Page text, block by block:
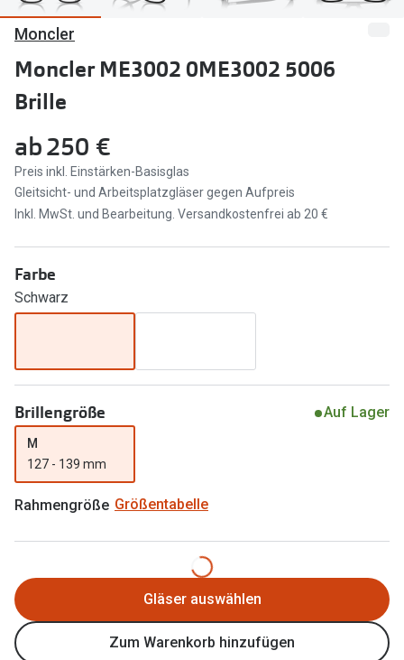
Marken
Ray-Ban
DbyD
Prada
Seen
Miu Miu
alle Marken
Ratgeber
Gleitsicht Ratgeber
Alle Brillen Ratgeber
Angebote
Brillen 2 für 1
20% auf selbsttönende Gläser
Trends
Nuance Audio Brille
Ray-Ban Meta
Oakley
Ray-Ban
Oakley
Zubehör
Moncler
Moncler ME3002 0ME3002 5006
Brille
ab250 €
Preis inkl. Einstärken-Basisglas
Gleitsicht- und Arbeitsplatzgläser gegen Aufpreis
Inkl. MwSt. und Bearbeitung. Versandkostenfrei ab 20 €
Farbe
Schwarz
Brillengröße Auf Lager
M
127 - 139 mm
Rahmengröße Größentabelle
Gläser auswählen
Zum Warenkorb hinzufügen